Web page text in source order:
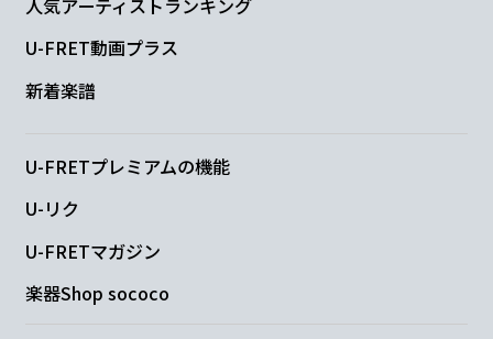
U-FRET動画プラス
新着楽譜
U-FRETプレミアムの機能
U-リク
U-FRETマガジン
楽器Shop sococo